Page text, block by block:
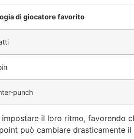
di giocatore favorito
il loro ritmo, favorendo
può cambiare drasticamente il